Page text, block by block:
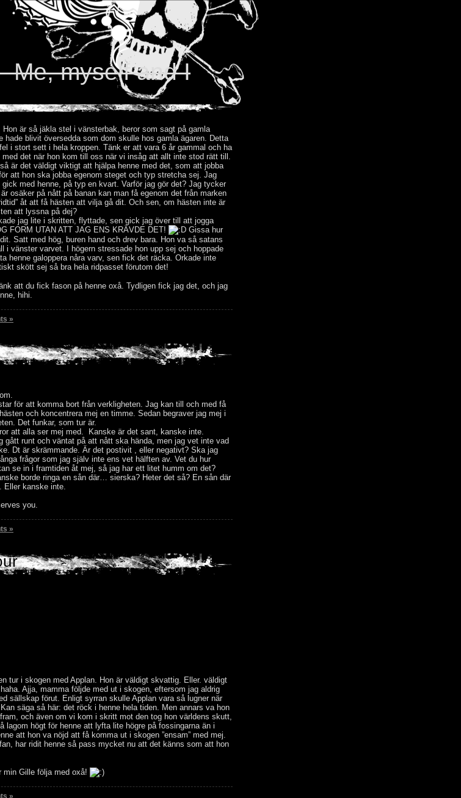
Me, myself and I
är så jäkla stel i vänsterbak, beror som sagt på gamla
hade blivit översedda som dom skulle hos gamla ägaren. Detta
i stort sett i hela kroppen. Tänk er att vara 6 år gammal och ha
det när hon kom till oss när vi insåg att allt inte stod rätt till.
är det väldigt viktigt att hjälpa henne med det, som att jobba
att hon ska jobba egenom steget och typ stretcha sej. Jag
med henne, på typ en kvart. Varför jag gör det? Jag tycker
osäker på nått på banan kan man få egenom det från marken
åt att få hästen att vilja gå dit. Och sen, om hästen inte är
att lyssna på dej?
jag lite i skritten, flyttade, sen gick jag över till att jogga
FORM UTAN ATT JAG ENS KRÄVDE DET!
Gissa hur
Satt med hög, buren hand och drev bara. Hon va så satans
i vänster varvet. I högern stressade hon upp sej och hoppade
henne galoppera nåra varv, sen fick det räcka. Orkade inte
skött sej så bra hela ridpasset förutom det!
att du fick fason på henne oxå. Tydligen fick jag det, och jag
hihi.
»
för att komma bort från verkligheten. Jag kan till och med få
och koncentrera mej en timme. Sedan begraver jag mej i
Det funkar, som tur är.
att alla ser mej med. Kanske är det sant, kanske inte.
gått runt och väntat på att nått ska hända, men jag vet inte vad
Dt är skrämmande. Är det postivit , eller negativt? Ska jag
frågor som jag själv inte ens vet hälften av. Vet du hur
se in i framtiden åt mej, så jag har ett litet humm om det?
borde ringa en sån där… sierska? Heter det så? En sån där
kanske inte.
you.
»
tur i skogen med Applan. Hon är väldigt skvattig. Eller. väldigt
Ajja, mamma följde med ut i skogen, eftersom jag aldrig
sällskap förut. Enligt syrran skulle Applan vara så lugner när
säga så här: det röck i henne hela tiden. Men annars va hon
och även om vi kom i skritt mot den tog hon världens skutt,
lagom högt för henne att lyfta lite högre på fossingarna än i
att hon va nöjd att få komma ut i skogen ”ensam” med mej.
har ridit henne så pass mycket nu att det känns som att hon
min Gille följa med oxå!
»